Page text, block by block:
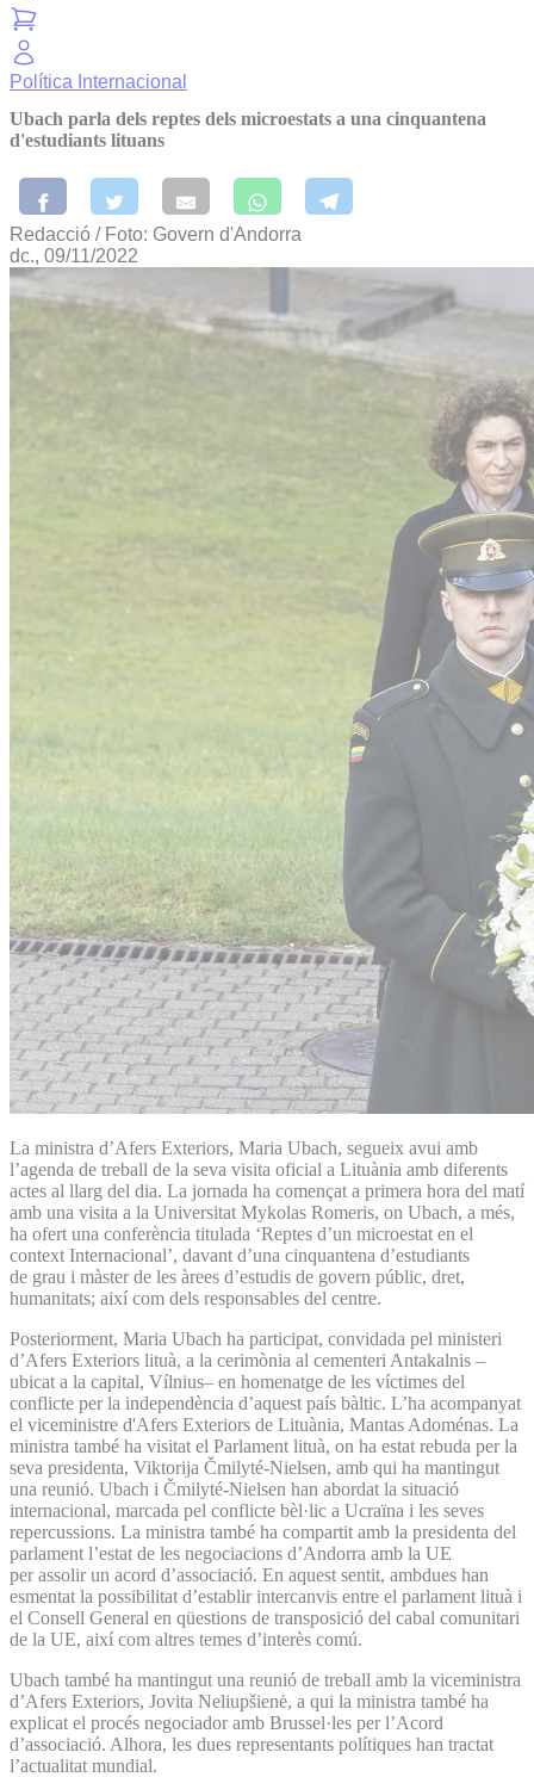
Política Internacional
Ubach parla dels reptes dels microestats a una cinquantena
d'estudiants lituans
Redacció / Foto: Govern d'Andorra
dc., 09/11/2022
La ministra d’Afers Exteriors, Maria Ubach, segueix avui amb
l’agenda de treball de la seva visita oficial a Lituània amb diferents
actes al llarg del dia. La jornada ha començat a primera hora del matí
amb una visita a la Universitat Mykolas Romeris, on Ubach, a més,
ha ofert una conferència titulada ‘Reptes d’un microestat en el
context Internacional’, davant d’una cinquantena d’estudiants
de grau i màster de les àrees d’estudis de govern públic, dret,
humanitats; així com dels responsables del centre.
Posteriorment, Maria Ubach ha participat, convidada pel ministeri
d’Afers Exteriors lituà, a la cerimònia al cementeri Antakalnis –
ubicat a la capital, Vílnius– en homenatge de les víctimes del
conflicte per la independència d’aquest país bàltic. L’ha acompanyat
el viceministre d'Afers Exteriors de Lituània, Mantas Adoménas. La
ministra també ha visitat el Parlament lituà, on ha estat rebuda per la
seva presidenta, Viktorija Čmilyté-Nielsen, amb qui ha mantingut
una reunió. Ubach i Čmilyté-Nielsen han abordat la situació
internacional, marcada pel conflicte bèl·lic a Ucraïna i les seves
repercussions. La ministra també ha compartit amb la presidenta del
parlament l’estat de les negociacions d’Andorra amb la UE
per assolir un acord d’associació. En aquest sentit, ambdues han
esmentat la possibilitat d’establir intercanvis entre el parlament lituà i
el Consell General en qüestions de transposició del cabal comunitari
de la UE, així com altres temes d’interès comú.
Ubach també ha mantingut una reunió de treball amb la viceministra
d’Afers Exteriors, Jovita Neliupšienė, a qui la ministra també ha
explicat el procés negociador amb Brussel·les per l’Acord
d’associació. Alhora, les dues representants polítiques han tractat
l’actualitat mundial.